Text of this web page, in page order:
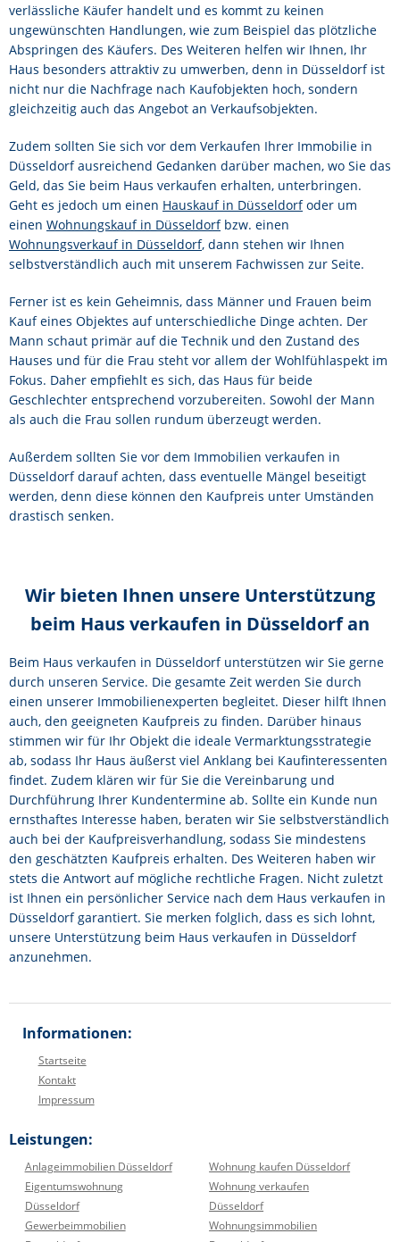
verlässliche Käufer handelt und es kommt zu keinen
ungewünschten Handlungen, wie zum Beispiel das plötzliche
Abspringen des Käufers. Des Weiteren helfen wir Ihnen, Ihr
Haus besonders attraktiv zu umwerben, denn in Düsseldorf ist
nicht nur die Nachfrage nach Kaufobjekten hoch, sondern
gleichzeitig auch das Angebot an Verkaufsobjekten.
Zudem sollten Sie sich vor dem Verkaufen Ihrer Immobilie in
Düsseldorf ausreichend Gedanken darüber machen, wo Sie das
Geld, das Sie beim Haus verkaufen erhalten, unterbringen.
Geht es jedoch um einen Hauskauf in Düsseldorfoder um
einen Wohnungskauf in Düsseldorfbzw. einen
Wohnungsverkauf in Düsseldorf, dann stehen wir Ihnen
selbstverständlich auch mit unserem Fachwissen zur Seite.
Ferner ist es kein Geheimnis, dass Männer und Frauen beim
Kauf eines Objektes auf unterschiedliche Dinge achten. Der
Mann schaut primär auf die Technik und den Zustand des
Hauses und für die Frau steht vor allem der Wohlfühlaspekt im
Fokus. Daher empfiehlt es sich, das Haus für beide
Geschlechter entsprechend vorzubereiten. Sowohl der Mann
als auch die Frau sollen rundum überzeugt werden.
Außerdem sollten Sie vor dem Immobilien verkaufen in
Düsseldorf darauf achten, dass eventuelle Mängel beseitigt
werden, denn diese können den Kaufpreis unter Umständen
drastisch senken.
Wir bieten Ihnen unsere Unterstützung
beim Haus verkaufen in Düsseldorf an
Beim Haus verkaufen in Düsseldorf unterstützen wir Sie gerne
durch unseren Service. Die gesamte Zeit werden Sie durch
einen unserer Immobilienexperten begleitet. Dieser hilft Ihnen
auch, den geeigneten Kaufpreis zu finden. Darüber hinaus
stimmen wir für Ihr Objekt die ideale Vermarktungsstrategie
ab, sodass Ihr Haus äußerst viel Anklang bei Kaufinteressenten
findet. Zudem klären wir für Sie die Vereinbarung und
Durchführung Ihrer Kundentermine ab. Sollte ein Kunde nun
ernsthaftes Interesse haben, beraten wir Sie selbstverständlich
auch bei der Kaufpreisverhandlung, sodass Sie mindestens
den geschätzten Kaufpreis erhalten. Des Weiteren haben wir
stets die Antwort auf mögliche rechtliche Fragen. Nicht zuletzt
ist Ihnen ein persönlicher Service nach dem Haus verkaufen in
Düsseldorf garantiert. Sie merken folglich, dass es sich lohnt,
unsere Unterstützung beim Haus verkaufen in Düsseldorf
anzunehmen.
Informationen:
Startseite
Kontakt
Impressum
Leistungen:
Anlageimmobilien Düsseldorf
Eigentumswohnung
Düsseldorf
Gewerbeimmobilien
Wohnung kaufen Düsseldorf
Wohnung verkaufen
Düsseldorf
Wohnungsimmobilien